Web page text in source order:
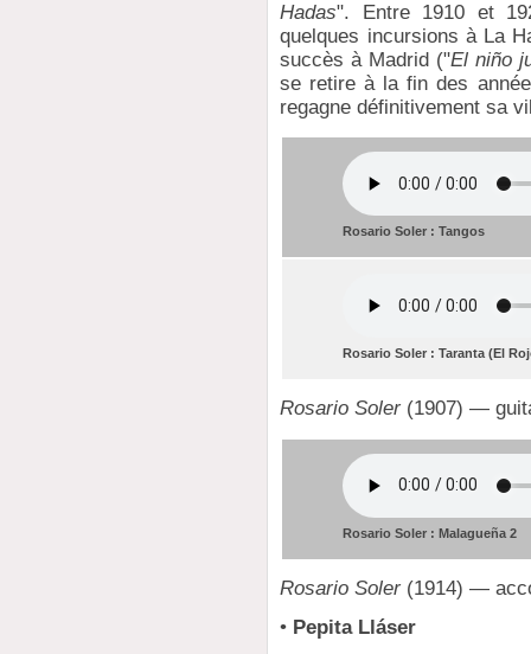
Hadas". Entre 1910 et
quelques incursions à La
succès à Madrid ("El niño
se retire à la fin des
regagne définitivement sa
Rosario Soler : Tangos
Rosario Soler : Taranta (El
Rosario Soler (1907) —
Rosario Soler : Malagueña 2
Rosario Soler (1914) —
• Pepita Lláser